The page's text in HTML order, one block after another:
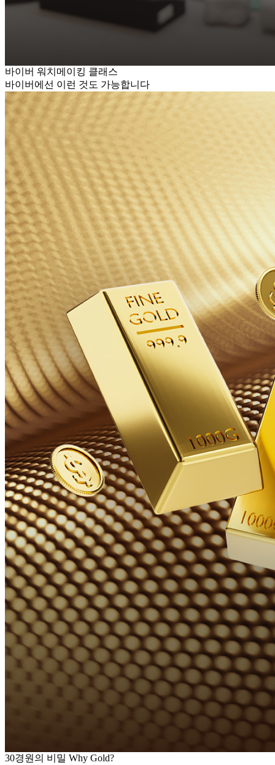
바이버 워치메이킹 클래스
바이버에선 이런 것도 가능합니다
30경원의 비밀 Why Gold?